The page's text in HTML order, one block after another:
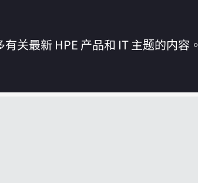
关最新 HPE 产品和 IT 主题的内容。